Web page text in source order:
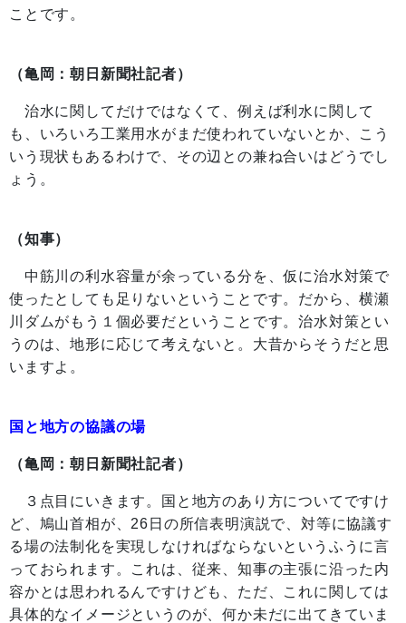
ことです。
（亀岡：朝日新聞社記者）
治水に関してだけではなくて、例えば利水に関して
も、いろいろ工業用水がまだ使われていないとか、こう
いう現状もあるわけで、その辺との兼ね合いはどうでし
ょう。
（知事）
中筋川の利水容量が余っている分を、仮に治水対策で
使ったとしても足りないということです。だから、横瀬
川ダムがもう１個必要だということです。治水対策とい
うのは、地形に応じて考えないと。大昔からそうだと思
いますよ。
国と地方の協議の場
（亀岡：朝日新聞社記者）
３点目にいきます。国と地方のあり方についてですけ
ど、鳩山首相が、26日の所信表明演説で、対等に協議す
る場の法制化を実現しなければならないというふうに言
っておられます。これは、従来、知事の主張に沿った内
容かとは思われるんですけども、ただ、これに関しては
具体的なイメージというのが、何か未だに出てきていま